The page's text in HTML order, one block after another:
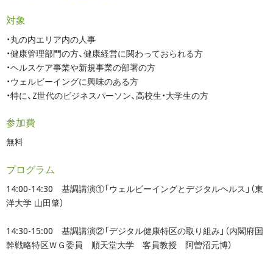
対象
・丸の内エリア内の人事
・健康管理部門の方、健康経営に関わっておられる方
・ヘルスケア事業や新規事業の部署の方
・ウェルビーイングに興味のある方
・特に、Z世代のビジネスパーソン、高校生・大学生の方
参加費
無料
プログラム
14:00-14:30 基調講演①「ウェルビーイングとデジタルヘルス」（東
洋大学 山田肇）
14:30-15:00 基調講演②「デジタル健康特区の取り組み」（内閣府国
幹戦略特区ＷＧ委員 順天堂大学 客員教授 阿曽沼元博）